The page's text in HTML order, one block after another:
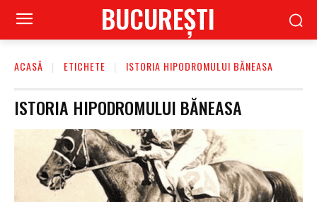
BUCUREŞTI
ACASĂ ETICHETE ISTORIA HIPODROMULUI BĂNEASA
ISTORIA HIPODROMULUI BĂNEASA